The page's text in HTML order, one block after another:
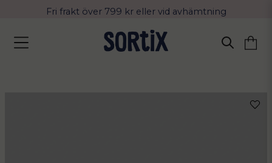
Fri frakt över 799 kr eller vid avhämtning
Leverans 2-4 arbetsdagar med Postnord